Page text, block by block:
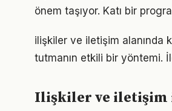
önem taşıyor. Katı bir
ilişkiler ve iletişim alanında
tutmanın etkili bir yöntemi.
Ilişkiler ve iletişim